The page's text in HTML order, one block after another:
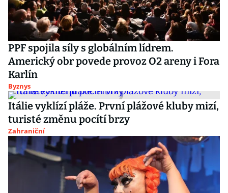
PPF spojila síly s globálním lídrem.
Americký obr povede provoz O2 areny i Fora
Karlín
Byznys
Itálie vyklízí pláže. První plážové kluby mizí,
turisté změnu pocítí brzy
Zahraniční